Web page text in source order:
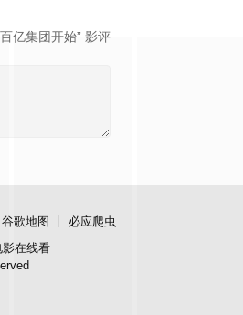
亿集团开始” 影评
谷歌地图
必应爬虫
在线看